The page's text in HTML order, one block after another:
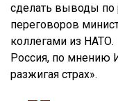
сделать выводы по
переговоров
коллегами из НАТО.
Россия, по мнению
разжигая страх».